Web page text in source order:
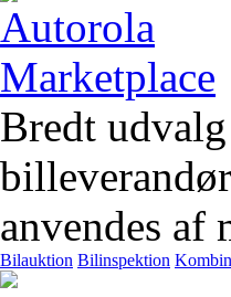
Bredt
anvendes af
Bilauktion Bilinspektion